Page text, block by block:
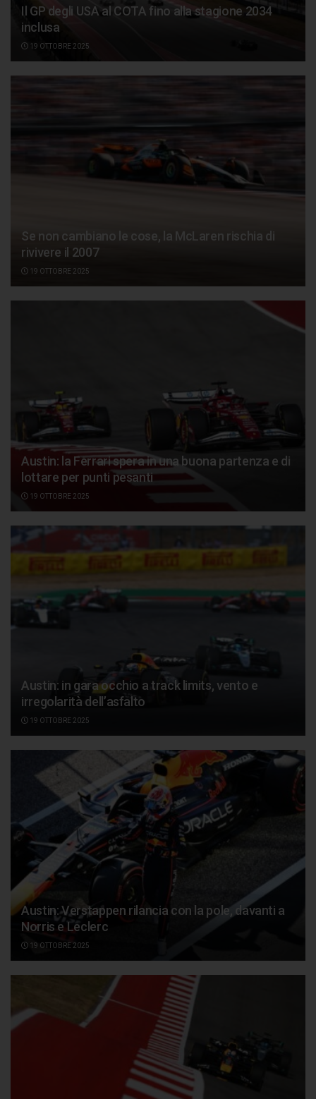
Il GP degli USA al COTA fino alla stagione 2034
inclusa
19 OTTOBRE 2025
Se non cambiano le cose, la McLaren rischia di
rivivere il 2007
19 OTTOBRE 2025
Austin: la Ferrari spera in una buona partenza e di
lottare per punti pesanti
19 OTTOBRE 2025
Austin: in gara occhio a track limits, vento e
irregolarità dell’asfalto
19 OTTOBRE 2025
Austin: Verstappen rilancia con la pole, davanti a
Norris e Leclerc
19 OTTOBRE 2025